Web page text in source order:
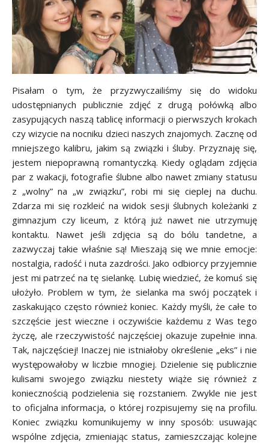
Pisałam o tym, że przyzwyczailiśmy się do widoku
udostępnianych publicznie zdjęć z drugą połówką albo
zasypujących naszą tablicę informacji o pierwszych krokach
czy wizycie na nocniku dzieci naszych znajomych. Zacznę od
mniejszego kalibru, jakim są związki i śluby. Przyznaję się,
jestem niepoprawną romantyczką. Kiedy oglądam zdjęcia
par z wakacji, fotografie ślubne albo nawet zmiany statusu
z „wolny” na „w związku”, robi mi się cieplej na duchu.
Zdarza mi się rozkleić na widok sesji ślubnych koleżanki z
gimnazjum czy liceum, z którą już nawet nie utrzymuję
kontaktu. Nawet jeśli zdjęcia są do bólu tandetne, a
zazwyczaj takie właśnie są! Mieszają się we mnie emocje:
nostalgia, radość i nuta zazdrości. Jako odbiorcy przyjemnie
jest mi patrzeć na tę sielankę. Lubię wiedzieć, że komuś się
ułożyło. Problem w tym, że sielanka ma swój początek i
zaskakująco często również koniec. Każdy myśli, że całe to
szczęście jest wieczne i oczywiście każdemu z Was tego
życzę, ale rzeczywistość najczęściej okazuje zupełnie inna.
Tak, najczęściej! Inaczej nie istniałoby określenie „eks” i nie
występowałoby w liczbie mnogiej. Dzielenie się publicznie
kulisami swojego związku niestety wiąże się również z
koniecznością podzielenia się rozstaniem. Zwykle nie jest
to oficjalna informacja, o której rozpisujemy się na profilu.
Koniec związku komunikujemy w inny sposób: usuwając
wspólne zdjęcia, zmieniając status, zamieszczając kolejne